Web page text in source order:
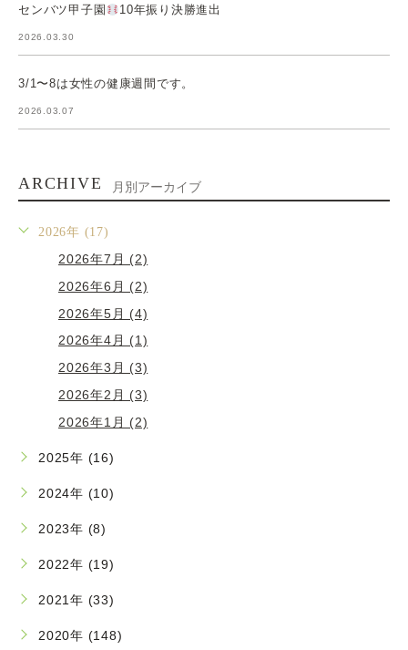
センバツ甲子園 10年振り決勝進出
2026.03.30
3/1〜8は女性の健康週間です。
2026.03.07
ARCHIVE 月別アーカイブ
2026年 (17)
2026年7月 (2)
2026年6月 (2)
2026年5月 (4)
2026年4月 (1)
2026年3月 (3)
2026年2月 (3)
2026年1月 (2)
2025年 (16)
2024年 (10)
2023年 (8)
2022年 (19)
2021年 (33)
2020年 (148)